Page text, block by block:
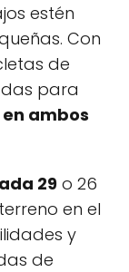
estén
Con
de
para
ambos
29o 26
en el
y
de